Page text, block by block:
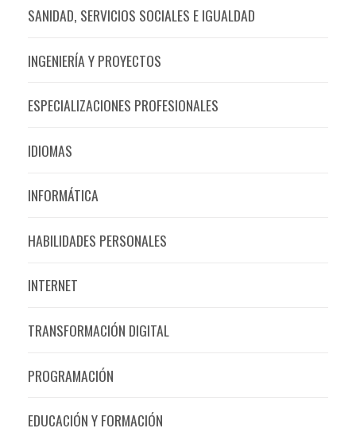
SANIDAD, SERVICIOS SOCIALES E IGUALDAD
INGENIERÍA Y PROYECTOS
ESPECIALIZACIONES PROFESIONALES
IDIOMAS
INFORMÁTICA
HABILIDADES PERSONALES
INTERNET
TRANSFORMACIÓN DIGITAL
PROGRAMACIÓN
EDUCACIÓN Y FORMACIÓN